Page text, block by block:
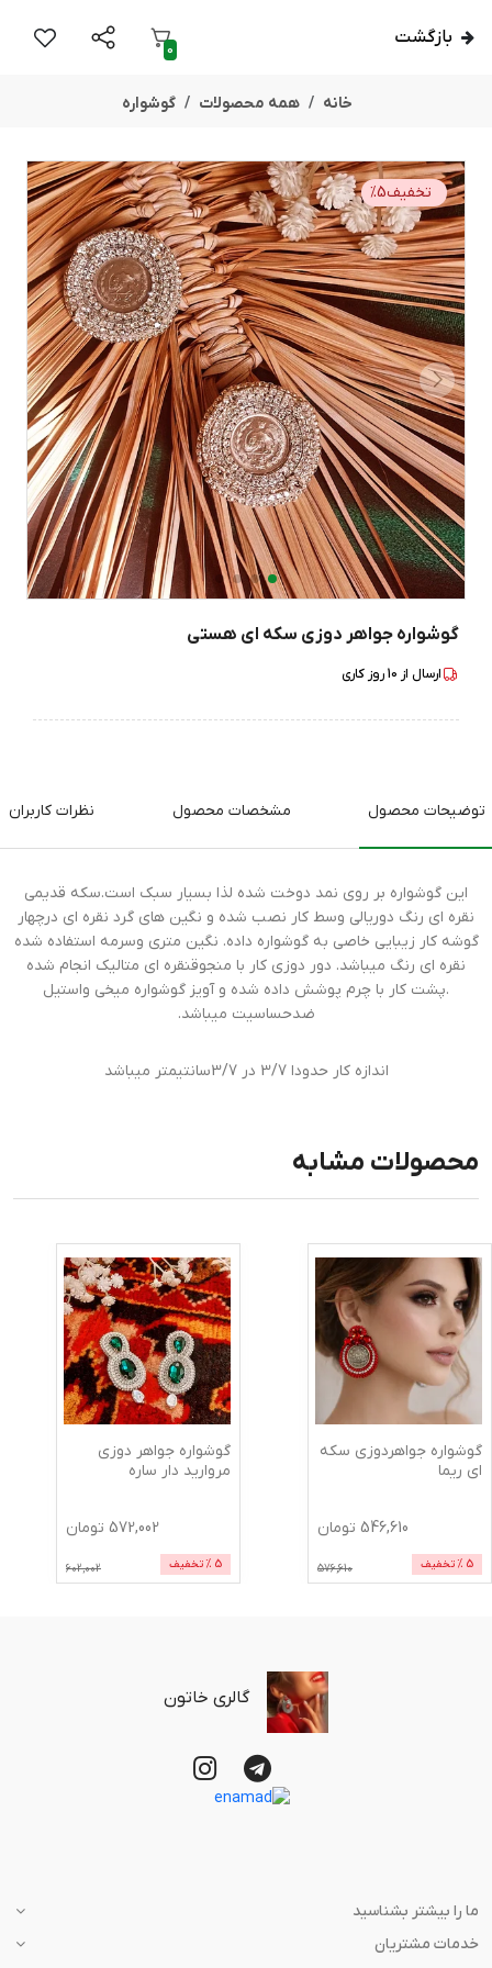
بازگشت
0
خانه همه محصولات گوشواره
تخفیف %5
گوشواره جواهر دوزی سکه ای هستی
ارسال از 10روز کاری
توضیحات محصول مشخصات محصول نظرات کاربران
این گوشواره بر روی نمد دوخت شده لذا بسیار سبک است.سکه قدیمی
نقره ای رنگ دوریالی وسط کار نصب شده و نگین های گرد نقره ای درچهار
گوشه کار زیبایی خاصی به گوشواره داده. نگین متری وسرمه استفاده شده
نقره ای رنگ میباشد. دور دوزی کار با منجوقنقره ای متالیک انجام شده
.پشت کار با چرم پوشش داده شده و آویز گوشواره میخی واستیل
ضدحساسیت میباشد.
اندازه کار حدودا 3/7 در 3/7سانتیمتر میباشد
محصولات مشابه
گوشواره جواهردوزی سکه
ای ریما
546,610 تومان
5 % تخفیف 576,610
گوشواره جواهر دوزی
مروارید دار ساره
572,002 تومان
5 % تخفیف 602,002
گالری خاتون
ما را بیشتر بشناسید
خدمات مشتریان